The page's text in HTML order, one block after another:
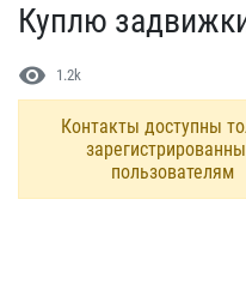
Куплю
visibility 1.2k
Контакты доступны
пользователям